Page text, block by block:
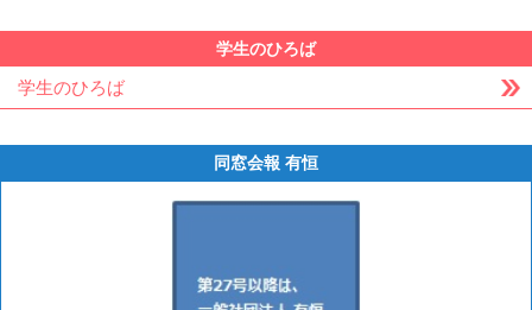
学生のひろば
学生のひろば
同窓会報 有恒